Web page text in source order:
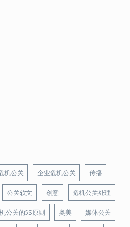
机公关 企业危机公关 传播
公关软文 创意 危机公关处理
公关的5S原则 奥美 媒体公关